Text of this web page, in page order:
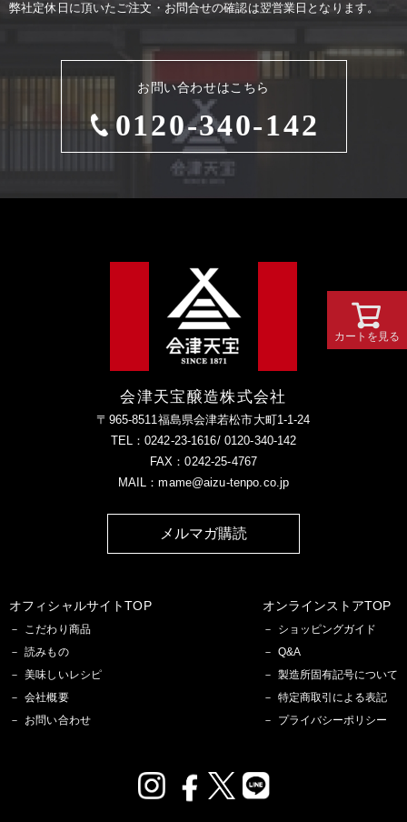
お問い合わせはこちら
0120-340-142
弊社定休⽇に頂いたご注⽂・お問合せの確認は翌営業⽇となります。
会津天宝醸造株式会社
〒965-8511福島県会津若松市大町1-1-24
TEL：0242-23-1616/ 0120-340-142
FAX：0242-25-4767
MAIL：mame@aizu-tenpo.co.jp
メルマガ購読
オフィシャルサイトTOP
こだわり商品
読みもの
美味しいレシピ
会社概要
お問い合わせ
オンラインストアTOP
ショッピングガイド
Q&A
製造所固有記号について
特定商取引による表記
プライバシーポリシー
カートを見る